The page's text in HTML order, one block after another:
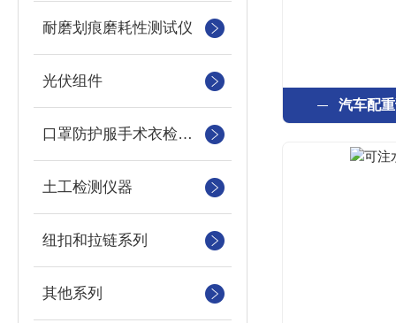
耐磨划痕磨耗性测试仪
光伏组件
口罩防护服手术衣检测设备
土工检测仪器
纽扣和拉链系列
其他系列
汽车配